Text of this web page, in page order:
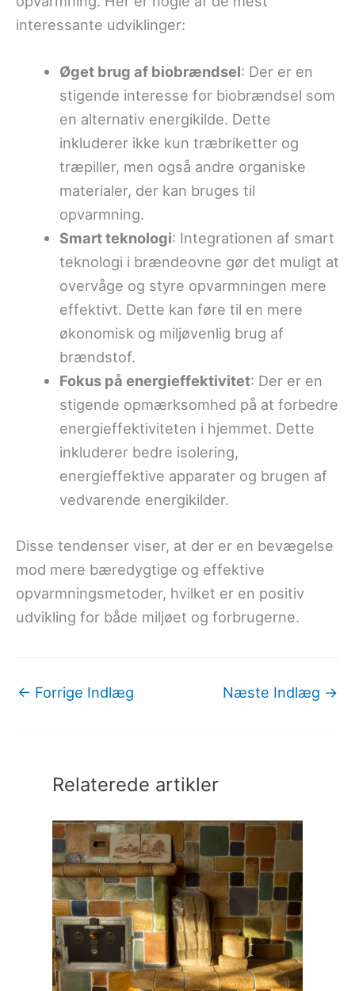
interessante udviklinger:
Øget brug af biobrændsel: Der er en
stigende interesse for biobrændsel som
en alternativ energikilde. Dette
inkluderer ikke kun træbriketter og
træpiller, men også andre organiske
materialer, der kan bruges til
opvarmning.
Smart teknologi: Integrationen af smart
teknologi i brændeovne gør det muligt at
overvåge og styre opvarmningen mere
effektivt. Dette kan føre til en mere
økonomisk og miljøvenlig brug af
brændstof.
Fokus på energieffektivitet: Der er en
stigende opmærksomhed på at forbedre
energieffektiviteten i hjemmet. Dette
inkluderer bedre isolering,
energieffektive apparater og brugen af
vedvarende energikilder.
Disse tendenser viser, at der er en bevægelse
mod mere bæredygtige og effektive
opvarmningsmetoder, hvilket er en positiv
udvikling for både miljøet og forbrugerne.
← Forrige Indlæg Næste Indlæg →
Relaterede artikler